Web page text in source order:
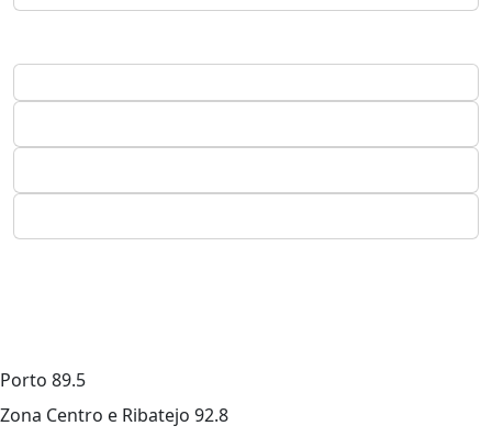
Porto 89.5
Zona Centro e Ribatejo 92.8